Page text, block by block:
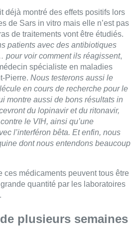
déjà montré des effets positifs lors
de Sars in vitro mais elle n’est pas
de traitements vont être étudiés.
patients avec des antibiotiques
pour voir comment ils réagissent,
spécialiste en maladies
Pierre. Nous testerons aussi le
en cours de recherche pour le
montre aussi de bons résultats in
du lopinavir et du ritonavir,
le VIH, ainsi qu’une
l’interféron bêta. Et enfin, nous
dont nous entendons beaucoup
ces médicaments peuvent tous être
quantité par les laboratoires
plusieurs semaines